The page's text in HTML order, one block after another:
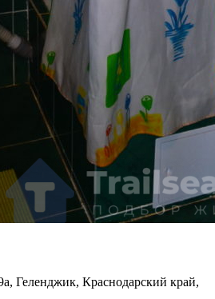
Геленджик, Краснодарский край,